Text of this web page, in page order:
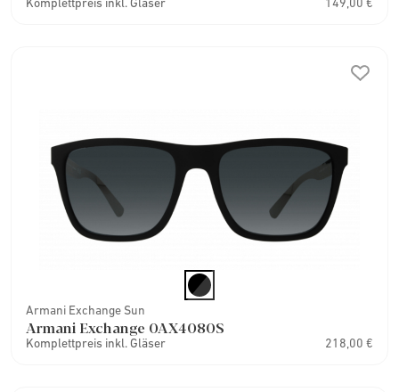
Armani Exchange Sun
Armani Exchange 0AX4080S
Komplettpreis inkl. Gläser 218,00 €